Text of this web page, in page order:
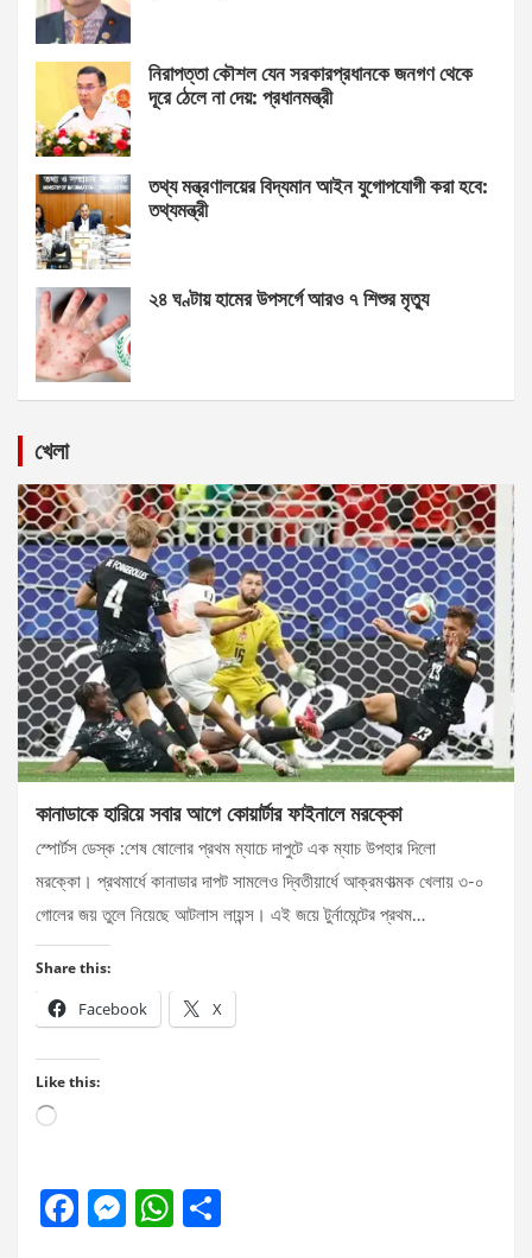
নিরাপত্তা কৌশল যেন সরকারপ্রধানকে জনগণ থেকে
দূরে ঠেলে না দেয়: প্রধানমন্ত্রী
তথ্য মন্ত্রণালয়ের বিদ্যমান আইন যুগোপযোগী করা হবে:
তথ্যমন্ত্রী
২৪ ঘণ্টায় হামের উপসর্গে আরও ৭ শিশুর মৃত্যু
খেলা
কানাডাকে হারিয়ে সবার আগে কোয়ার্টার ফাইনালে মরক্কো
স্পোর্টস ডেস্ক :শেষ ষোলোর প্রথম ম্যাচে দাপুটে এক ম্যাচ উপহার দিলো
মরক্কো। প্রথমার্ধে কানাডার দাপট সামলেও দ্বিতীয়ার্ধে আক্রমণাত্মক খেলায় ৩-০
গোলের জয় তুলে নিয়েছে আটলাস লায়ন্স। এই জয়ে টুর্নামেন্টের প্রথম…
Share this:
Facebook X
Like this:
Loading…
F
M W